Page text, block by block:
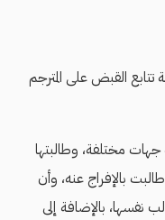
القبض على المترجم
مختلفة، وطالبتها
بالإفراج عنه، وأن
نفسها، بالإضافة إلى